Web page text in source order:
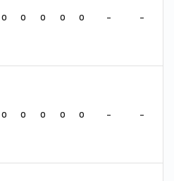
0 0 0 0 0 - -
0 0 0 0 0 - -